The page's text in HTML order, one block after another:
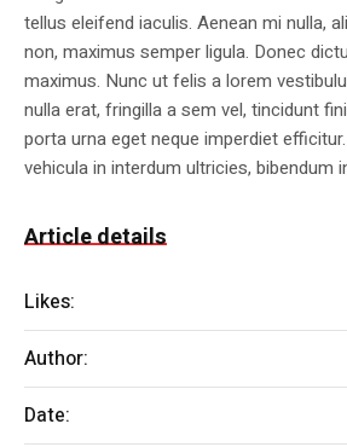
tellus eleifend iaculis. Aenean mi nulla,
non, maximus semper ligula. Donec
maximus. Nunc ut felis a lorem
nulla erat, fringilla a sem vel, tincidunt
porta urna eget neque imperdiet
vehicula in interdum ultricies, bibendum
Article details
Likes:
Author:
Date: